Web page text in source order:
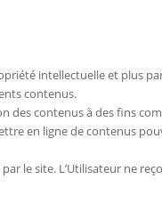
intellectuelle et plus
contenus.
des contenus à des fins
en ligne de contenus
le site. L’Utilisateur ne